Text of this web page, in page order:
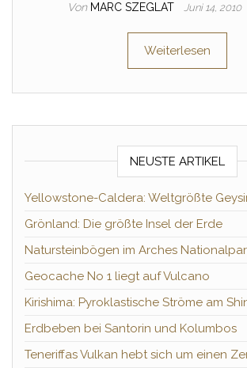
Von MARC SZEGLAT Juni 14, 2010
Weiterlesen
NEUSTE ARTIKEL
Yellowstone-Caldera: Weltgrößte
Grönland: Die größte Insel der Erde
Natursteinbögen im Arches
Geocache No 1 liegt auf Vulcano
Kirishima: Pyroklastische Ströme am
Erdbeben bei Santorin und Kolumbos
Teneriffas Vulkan hebt sich um einen